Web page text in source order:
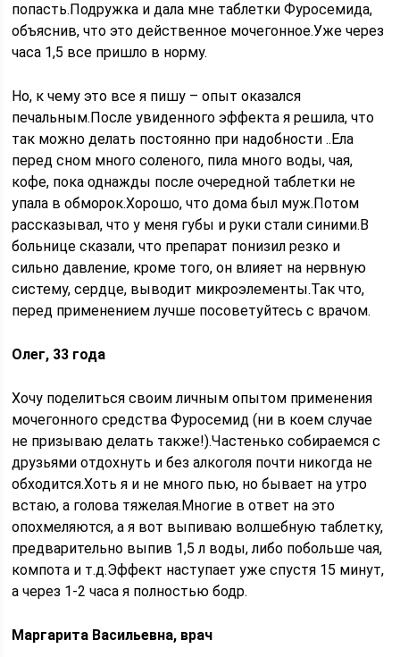
попасть.Подружка и дала мне таблетки Фуросемида,
объяснив, что это действенное мочегонное.Уже через
часа 1,5 все пришло в норму.
Но, к чему это все я пишу – опыт оказался
печальным.После увиденного эффекта я решила, что
так можно делать постоянно при надобности ..Ела
перед сном много соленого, пила много воды, чая,
кофе, пока однажды после очередной таблетки не
упала в обморок.Хорошо, что дома был муж.Потом
рассказывал, что у меня губы и руки стали синими.В
больнице сказали, что препарат понизил резко и
сильно давление, кроме того, он влияет на нервную
систему, сердце, выводит микроэлементы.Так что,
перед применением лучше посоветуйтесь с врачом.
Олег, 33 года
Хочу поделиться своим личным опытом применения
мочегонного средства Фуросемид (ни в коем случае
не призываю делать также!).Частенько собираемся с
друзьями отдохнуть и без алкоголя почти никогда не
обходится.Хоть я и не много пью, но бывает на утро
встаю, а голова тяжелая.Многие в ответ на это
опохмеляются, а я вот выпиваю волшебную таблетку,
предварительно выпив 1,5 л воды, либо побольше чая,
компота и т.д.Эффект наступает уже спустя 15 минут,
а через 1-2 часа я полностью бодр.
Маргарита Васильевна, врач